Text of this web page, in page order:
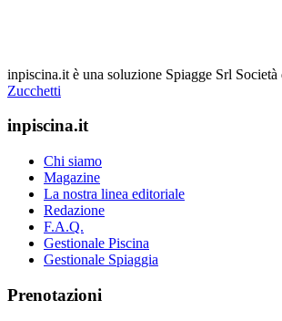
inpiscina.it è una soluzione Spiagge Srl Società
Zucchetti
inpiscina.it
Chi siamo
Magazine
La nostra linea editoriale
Redazione
F.A.Q.
Gestionale Piscina
Gestionale Spiaggia
Prenotazioni